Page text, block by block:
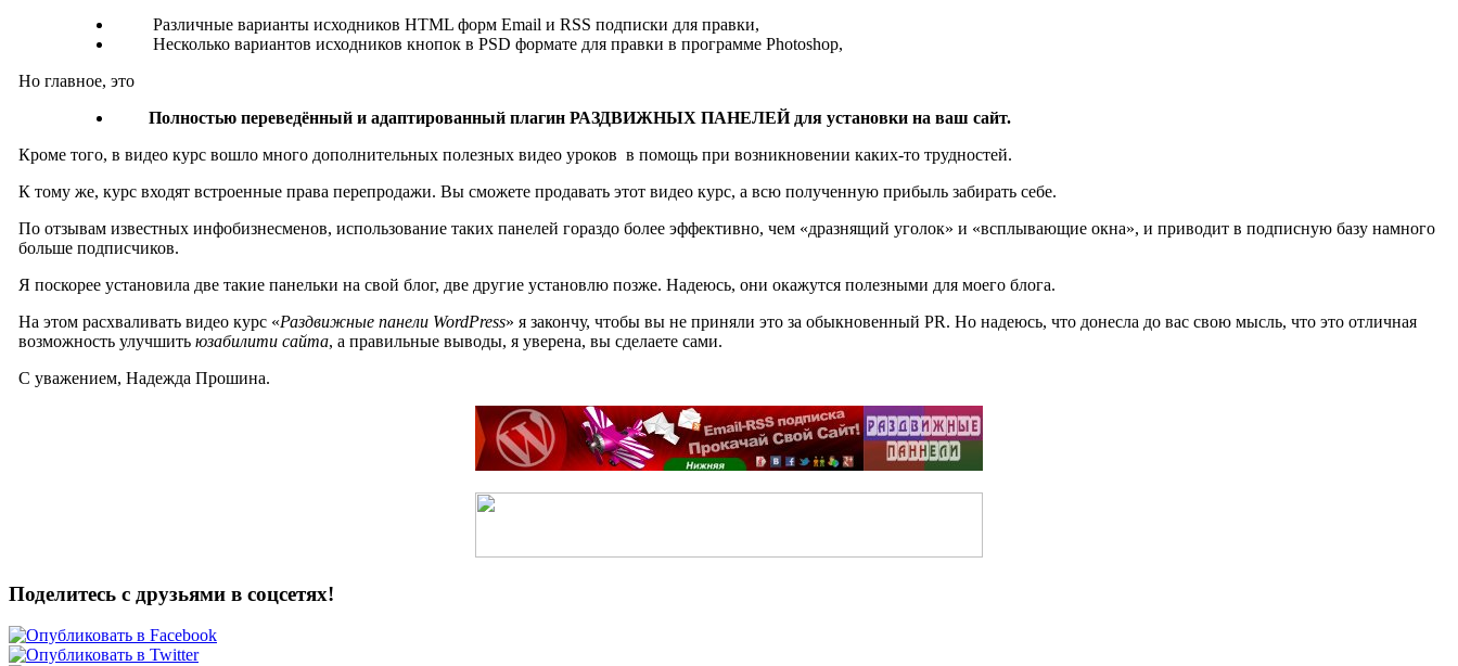
Различные варианты исходников HTML форм Email и RSS подписки для правки,
Несколько вариантов исходников кнопок в PSD формате для правки в программе Photoshop,
Но главное, это
Полностью переведённый и адаптированный плагин РАЗДВИЖНЫХ ПАНЕЛЕЙ для установки на ваш сайт.
Кроме того, в видео курс вошло много дополнительных полезных видео уроков в помощь при возникновении каких-то трудностей.
К тому же, курс входят встроенные права перепродажи. Вы сможете продавать этот видео курс, а всю полученную прибыль забирать себе.
По отзывам известных инфобизнесменов, использование таких панелей гораздо более эффективно, чем «дразнящий уголок» и «всплывающие окна», и приводит в подписную базу намного
больше подписчиков.
Я поскорее установила две такие панельки на свой блог, две другие установлю позже. Надеюсь, они окажутся полезными для моего блога.
На этом расхваливать видео курс «Раздвижные панели WordPress» я закончу, чтобы вы не приняли это за обыкновенный PR. Но надеюсь, что донесла до вас свою мысль, что это отличная
возможность улучшитьюзабилити сайта, а правильные выводы, я уверена, вы сделаете сами.
С уважением, Надежда Прошина.
Поделитесь с друзьями в соцсетях!